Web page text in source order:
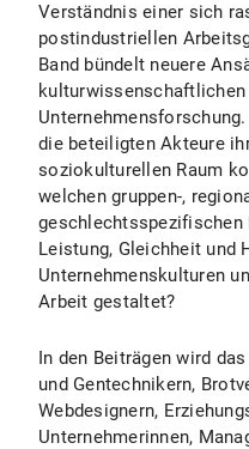
Verständnis einer sich
postindustriellen
Band bündelt neuere
die beteiligten Akteure
soziokulturellen Raum
welchen gruppen-,
geschlechtsspezifischen
Leistung, Gleichheit und
Unternehmenskulturen
Arbeit gestaltet?
In den Beiträgen wird
und Gentechnikern,
Webdesignern,
Unternehmerinnen,